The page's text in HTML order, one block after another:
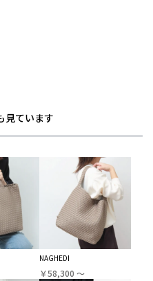
見ています
NAGHEDI
￥58,300 〜